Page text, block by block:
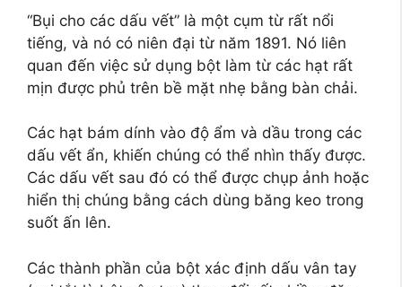
“Bụi cho các dấu vết” là một cụm từ rất nổi
tiếng, và nó có niên đại từ năm 1891. Nó liên
quan đến việc sử dụng bột làm từ các hạt rất
mịn được phủ trên bề mặt nhẹ bằng bàn chải.
Các hạt bám dính vào độ ẩm và dầu trong các
dấu vết ẩn, khiến chúng có thể nhìn thấy được.
Các dấu vết sau đó có thể được chụp ảnh hoặc
hiển thị chúng bằng cách dùng băng keo trong
suốt ấn lên.
Các thành phần của bột xác định dấu vân tay